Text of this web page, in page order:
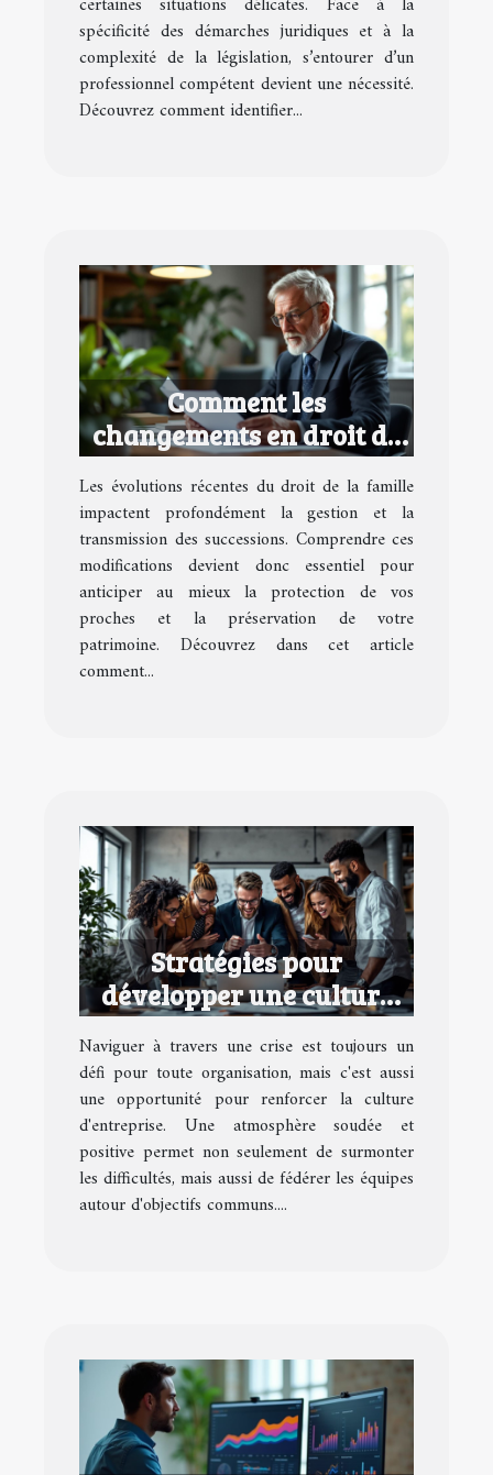
spécificité des démarches juridiques et à la
complexité de la législation, s’entourer d’un
professionnel compétent devient une nécessité.
Découvrez comment identifier...
Comment les
changements en droit de
la famille affectent vos
successions ?
Les évolutions récentes du droit de la famille
impactent profondément la gestion et la
transmission des successions. Comprendre ces
modifications devient donc essentiel pour
anticiper au mieux la protection de vos
proches et la préservation de votre
patrimoine. Découvrez dans cet article
comment...
Stratégies pour
développer une culture
d'entreprise performante
en temps de crise
Naviguer à travers une crise est toujours un
défi pour toute organisation, mais c'est aussi
une opportunité pour renforcer la culture
d'entreprise. Une atmosphère soudée et
positive permet non seulement de surmonter
les difficultés, mais aussi de fédérer les équipes
autour d'objectifs communs....